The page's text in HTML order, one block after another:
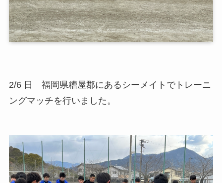
2/6 日 福岡県糟屋郡にあるシーメイトでトレーニ
ングマッチを行いました。